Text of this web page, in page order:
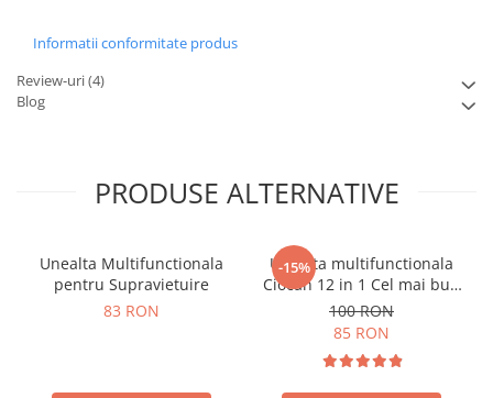
Informatii conformitate produs
Review-uri(4)
Blog
PRODUSE ALTERNATIVE
Unealta Multifunctionala
pentru Supravietuire
83 RON
-15%
Unealta multifunctionala
Ciocan 12 in 1 Cel mai bun
tata
100 RON
85 RON